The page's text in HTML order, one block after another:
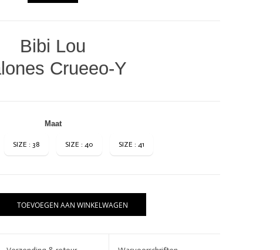
Bibi Lou
Crueeo-Y
Maat
SIZE : 38 SIZE : 40 SIZE : 41
TOEVOEGEN AAN WINKELWAGEN